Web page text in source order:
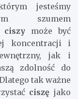
jesteśmy
szumem
ciszy może być
koncentracji i
jak i
zdolność do
tak ważne
ciszę jako